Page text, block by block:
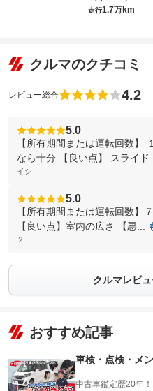
走行1.7万km
クルマのクチコミ
レビュー総合 4.2
5.0
【所有期間または運転回数】
なら十分 【良い点】 スライド
イシ
5.0
【所有期間または運転回数】
【良い点】室内の広さ 【悪...
２
クルマレビ
おすすめ記事
車検・点検・メ
中古車鑑定歴20年